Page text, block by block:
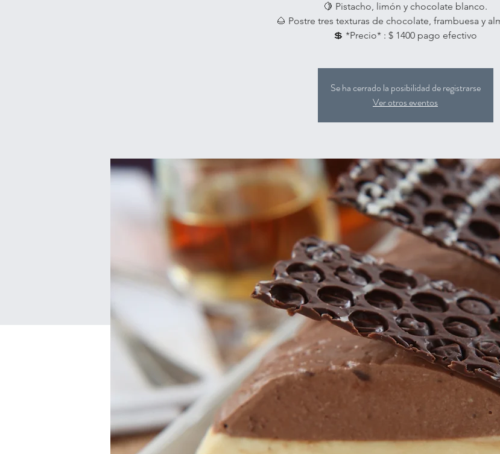
🍋 Pistacho, limón y chocolate blanco.
🌰 Postre tres texturas de chocolate, frambuesa y
Se ha cerrado la posibilidad de registrarse
Ver otros eventos